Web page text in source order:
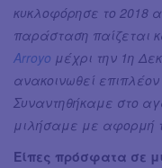
κυκλοφόρησε το 2018
παράσταση παίζεται
Arroyo μέχρι την 1η
ανακοινωθεί
Συναντηθήκαμε στο
μιλήσαμε με αφορμή
Είπες πρόσφατα σε